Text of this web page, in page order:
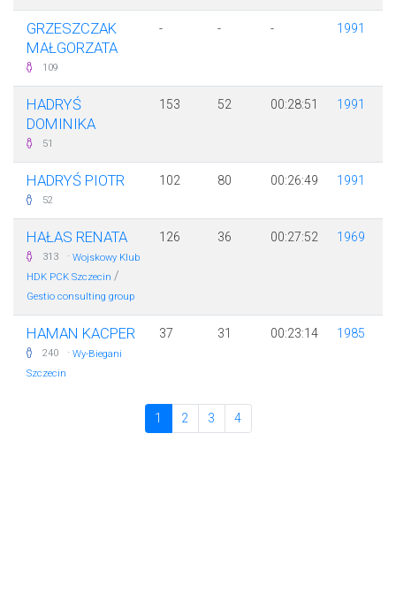
GRZESZCZAK
MAŁGORZATA
109
- - - 1991
HADRYŚ
DOMINIKA
51
153 52 00:28:51 1991
HADRYŚ PIOTR
52
102 80 00:26:49 1991
HAŁAS RENATA
313 · Wojskowy Klub
HDK PCK Szczecin /
Gestio consulting group
126 36 00:27:52 1969
HAMAN KACPER
240 · Wy-Biegani
Szczecin
37 31 00:23:14 1985
1 2 3 4